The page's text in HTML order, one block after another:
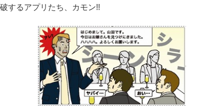
破するアプリたち、カモン!!